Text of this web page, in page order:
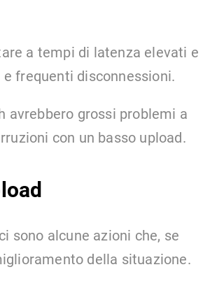
a tempi di latenza elevati e
frequenti disconnessioni.
avrebbero grossi problemi a
con un basso upload.
sono alcune azioni che, se
della situazione.